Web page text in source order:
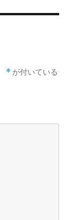
* が付いている